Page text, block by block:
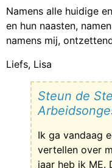
Namens alle huidige
en hun naasten,
namens mij,
Liefs, Lisa